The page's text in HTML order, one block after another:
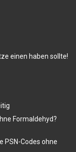
einen haben sollte!
Formaldehyd?
PSN-Codes ohne